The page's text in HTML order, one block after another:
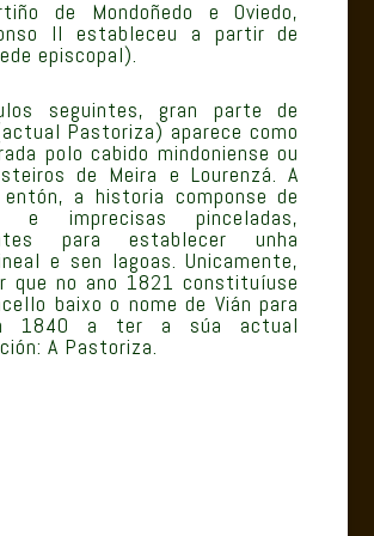
de Mondoñedo e Oviedo,
II estableceu a partir de
episcopal).
seguintes, gran parte de
Pastoriza) aparece como
polo cabido mindoniense ou
de Meira e Lourenzá. A
a historia componse de
e imprecisas pinceladas,
para establecer unha
e sen lagoas. Unicamente,
que no ano 1821 constituíuse
baixo o nome de Vián para
1840 a ter a súa actual
A Pastoriza.